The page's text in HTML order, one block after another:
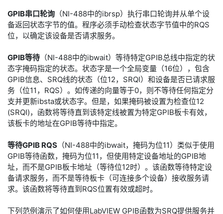
GPIB串口轮询 （NI-488中的ibrsp）执行串口轮询并从单个设
备返回状态字节的值。程序必须手动检查状态字节值中的RQS
位，以确定该设备是否请求服务。
GPIB等待 （NI-488中的ibwait）等待特定GPIB总线中指定的状
态字掩码指定的状态。状态字是一个全局变量（16位），包含
GPIB信息、SRQ线的状态（位12，SRQI）和设备是否已请求服
务（位11，RQS）。如传递的向量等于0，则不等待任何指定分
支并更新ibsta或状态字。但是，如果掩码被设置为检查位12
(SRQI)，函数将等待直到该特定线被置为特定GPIB板卡有效，
该板卡的地址在GPIB等待中指定。
等待GPIB RQS （NI-488中的ibwait，掩码为位11）类似于使用
GPIB等待函数，掩码为位11，但使用特定设备地址的GPIB地
址，而不是GPIB板卡地址（等待位12时）。该函数等待特定设
备请求服务，而不是等待板卡（可连接多个设备）接收服务请
求。该函数将等待直到RQS位置有效或超时。
下列范例演示了如何使用LabVIEW GPIB函数为SRQ提供服务并